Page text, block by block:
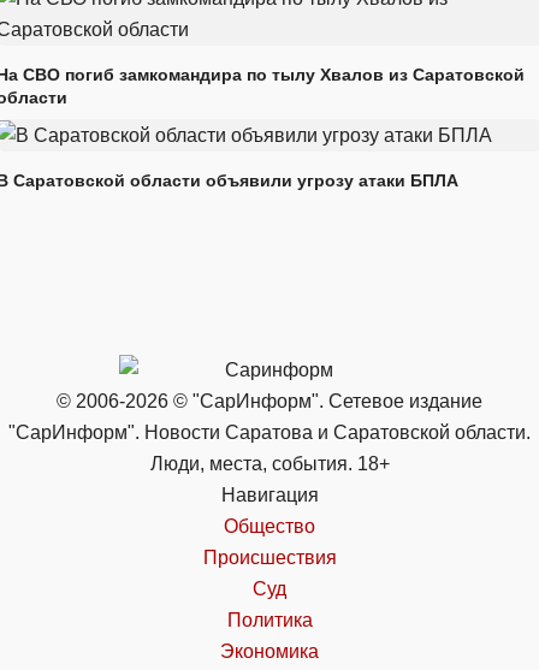
СВО погиб замкомандира по тылу Хвалов из Саратовской
Саратовской области объявили угрозу атаки БПЛА
© 2006-2026 © "СарИнформ". Сетевое издание
"СарИнформ". Новости Саратова и Саратовской области.
Люди, места, события. 18+
Навигация
Общество
Происшествия
Суд
Политика
Экономика